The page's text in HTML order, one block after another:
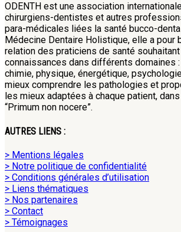
ODENTH est une association
chirurgiens-dentistes et autres
para-médicales liées la santé bucco-
Médecine Dentaire Holistique, elle a pour
relation des praticiens de santé
connaissances dans différents domaines
chimie, physique, énergétique,
mieux comprendre les pathologies et
les mieux adaptées à chaque patient,
“Primum non nocere”.
AUTRES LIENS :
> Mentions légales
> Notre politique de confidentialité
> Conditions générales d’utilisation
> Liens thématiques
> Nos partenaires
> Contact
> Témoignages